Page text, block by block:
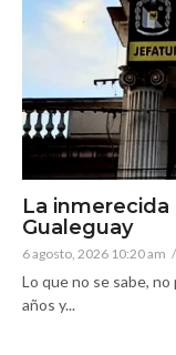
La
Gualeguay
6 agosto, 2026 10:20 am /
Lo que no se sabe,
años y...